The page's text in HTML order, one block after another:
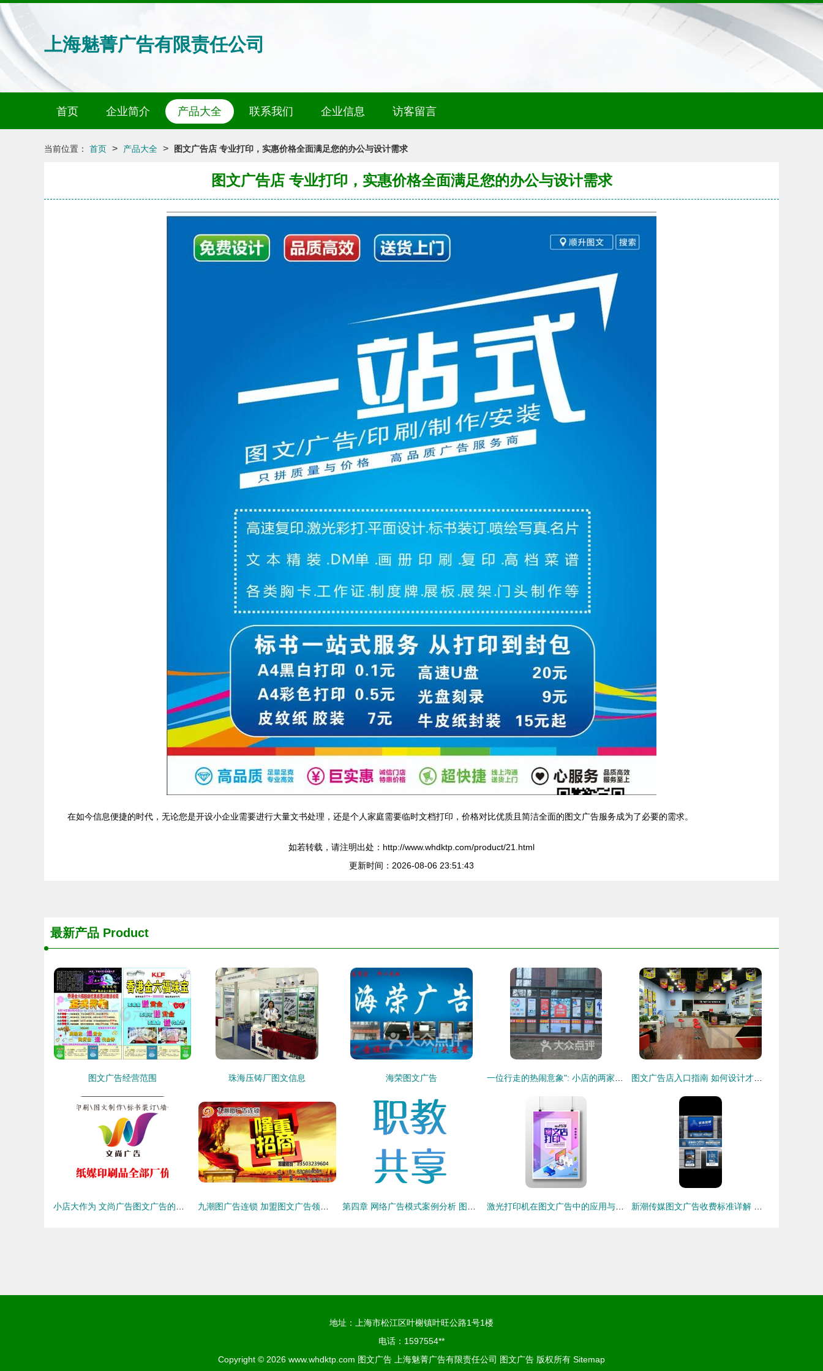
上海魅菁广告有限责任公司
首页 企业简介 产品大全 联系我们 企业信息 访客留言
当前位置： 首页 > 产品大全 > 图文广告店 专业打印，实惠价格全面满足您的办公与设计需求
图文广告店 专业打印，实惠价格全面满足您的办公与设计需求
在如今信息便捷的时代，无论您是开设小企业需要进行大量文书处理，还是个人家庭需要临时文档打印，价格对比优质且简洁全面的图文广告服务成为了必要的需求。
如若转载，请注明出处：http://www.whdktp.com/product/21.html
更新时间：2026-08-06 23:51:43
最新产品 Product
图文广告经营范围 珠海压铸厂图文信息 海荣图文广告
地址：上海市松江区叶榭镇叶旺公路1号1楼
电话：1597554**
Copyright © 2026 www.whdktp.com 图文广告 上海魅菁广告有限责任公司 图文广告 版权所有 Sitemap